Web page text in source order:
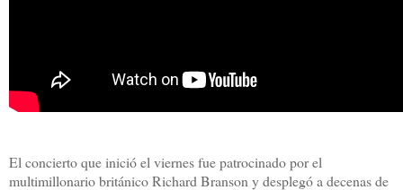
El concierto que inició el viernes fue patrocinado por el
multimillonario británico Richard Branson y desplegó a decenas de